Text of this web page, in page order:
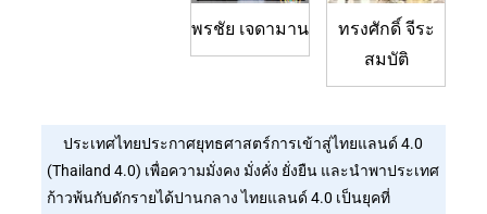
ทรงศักดิ์ จีระ
สมบัติ
พรชัย เจดามาน
ประเทศไทยประกาศยุทธศาสตร์การเข้าสู่ไทยแลนด์ 4.0
(Thailand 4.0) เพื่อความมั่งคง มั่งคั่ง ยั่งยืน และนำพาประเทศ
ก้าวพ้นกับดักรายได้ปานกลาง ไทยแลนด์ 4.0 เป็นยุคที่